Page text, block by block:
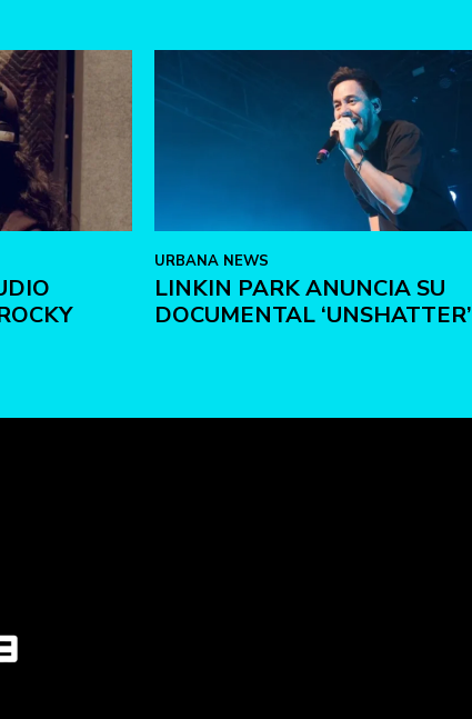
URBANA NEWS
LINKIN PARK ANUNCIA SU
DOCUMENTAL ‘UNSHATTER’